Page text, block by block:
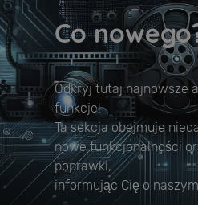
Co
Odkryj tutaj najnowsze
funkcje!
Ta sekcja obejmuje
nowe funkcjonalności
poprawki,
informując Cię o